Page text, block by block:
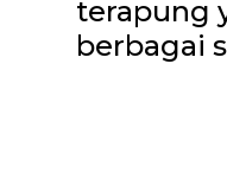
terapung
berbagai